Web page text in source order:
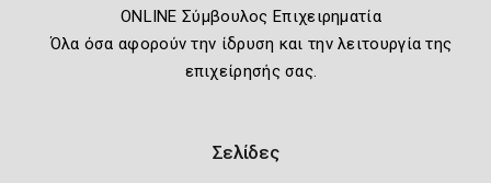
ONLINE Σύμβουλος Επιχειρηματία
Όλα όσα αφορούν την ίδρυση και την λειτουργία της
επιχείρησής σας.
Σελίδες